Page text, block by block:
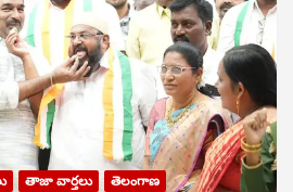
తాజా వార్తలు తెలంగాణ